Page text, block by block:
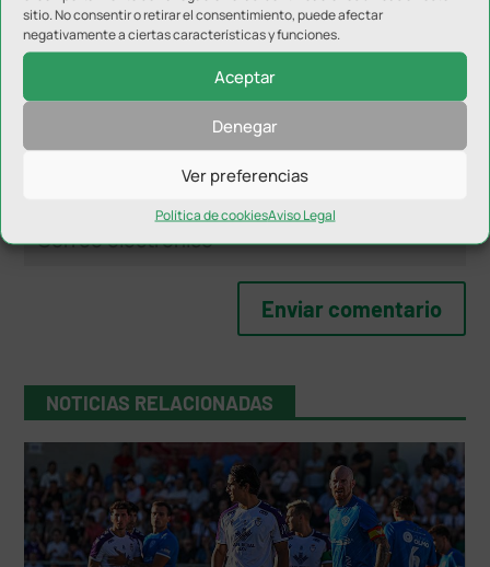
sitio. No consentir o retirar el consentimiento, puede afectar
negativamente a ciertas características y funciones.
Aceptar
Denegar
Ver preferencias
Política de cookiesAviso Legal
NOTICIAS RELACIONADAS